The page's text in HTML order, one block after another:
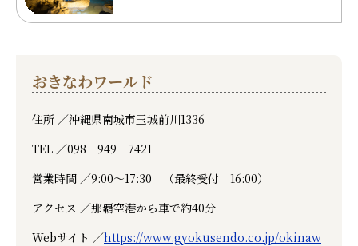
おきなわワールド
住所 ／沖縄県南城市玉城前川1336
TEL ／098‐949‐7421
営業時間 ／9:00～17:30 （最終受付 16:00）
アクセス ／那覇空港から車で約40分
Webサイト ／https://www.gyokusendo.co.jp/okinaw